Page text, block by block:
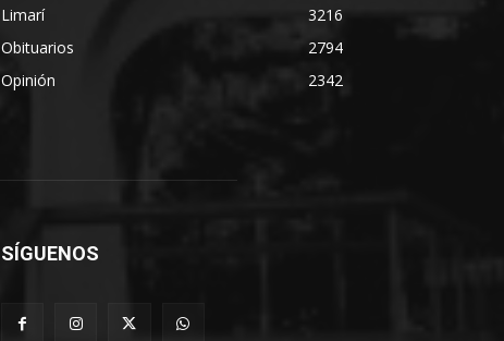
Limarí
3216
Obituarios
2794
Opinión
2342
SÍGUENOS